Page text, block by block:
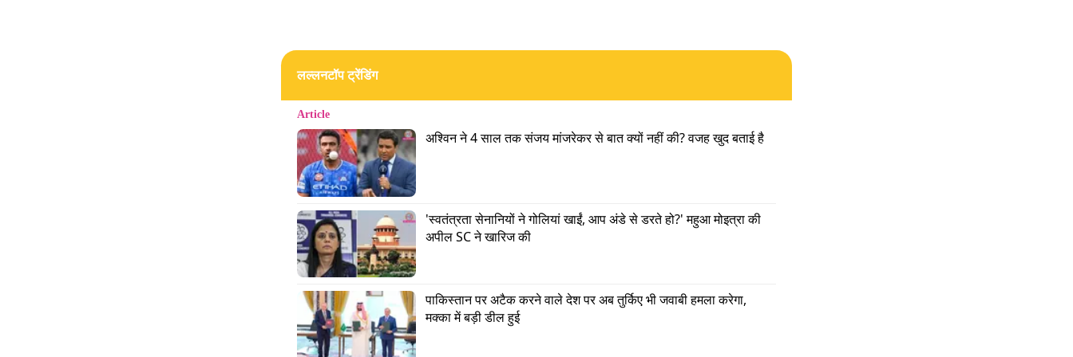
लल्लनटॉप ट्रेंडिंग
Article
अश्विन ने 4 साल तक संजय मांजरेकर से बात क्यों नहीं की? वजह खुद बताई है
'स्वतंत्रता सेनानियों ने गोलियां खाईं, आप अंडे से डरते हो?' महुआ मोइत्रा की
अपील SC ने खारिज की
पाकिस्तान पर अटैक करने वाले देश पर अब तुर्किए भी जवाबी हमला करेगा,
मक्का में बड़ी डील हुई